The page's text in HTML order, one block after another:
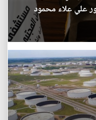
علي علاء محمود